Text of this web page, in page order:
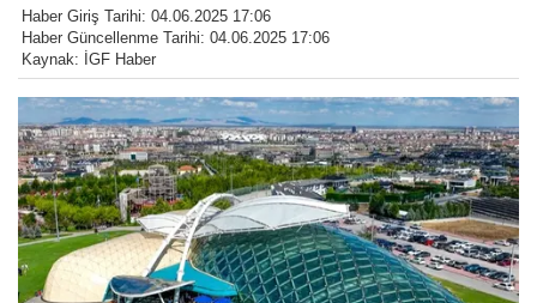
Haber Giriş Tarihi: 04.06.2025 17:06
Haber Güncellenme Tarihi: 04.06.2025 17:06
Kaynak: İGF Haber